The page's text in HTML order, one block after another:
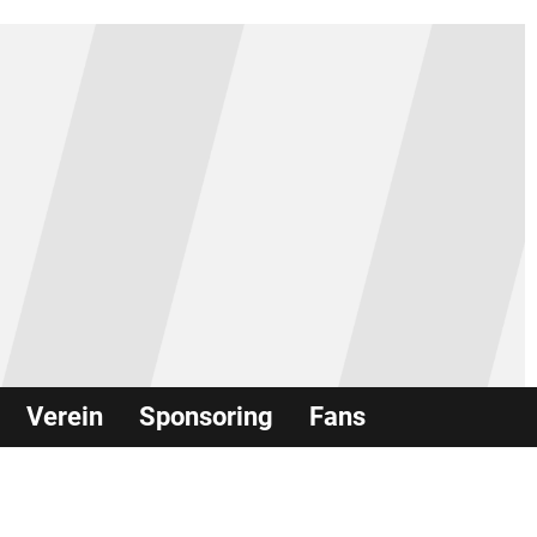
Verein Sponsoring Fans